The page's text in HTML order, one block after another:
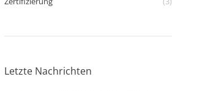
Letzte Nachrichten